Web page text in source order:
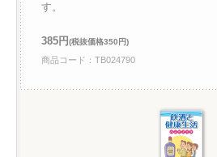
す。
385円(税抜価格350円)
商品コード：TB024790